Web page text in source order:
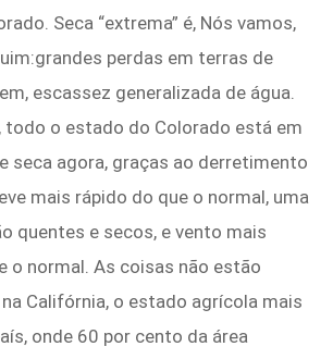
Seca “extrema” é, Nós vamos,
perdas em terras de
escassez generalizada de água.
todo o estado do Colorado está em
seca agora, graças ao derretimento
mais rápido do que o normal, uma
quentes e secos, e vento mais
o normal. As coisas não estão
Califórnia, o estado agrícola mais
onde 60 por cento da área